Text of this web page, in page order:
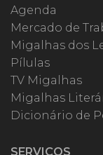
Agenda
Mercado de
Migalhas dos
Pílulas
TV Migalhas
Migalhas
Dicionário de
SERVIÇOS